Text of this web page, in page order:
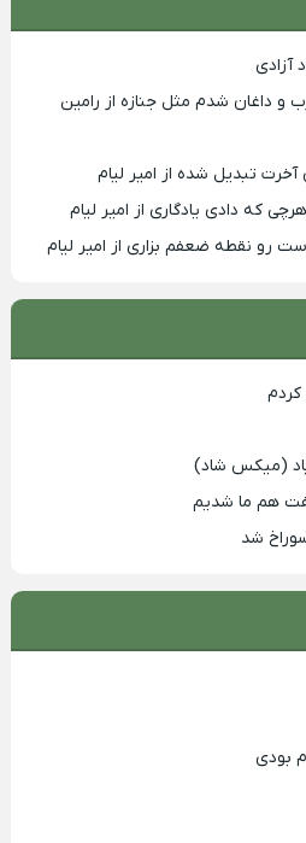
آزادی
و داغان شدم مثل جنازه از رامین
تبدیل شده از امیر لیام
که دادی یادگاری از امیر لیام
رو نقطه ضعفم بزاری از امیر لیام
کردم
(میکس شاد)
هم ما شدیم
شد
بودی